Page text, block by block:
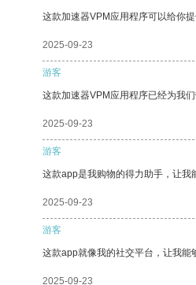
这款加速器VPM应用程序可以给你
2025-09-23
游客
这款加速器VPM应用程序已经为我
2025-09-23
游客
这款app是我购物的得力助手，让我
2025-09-23
游客
这款app就像我的社交平台，让我能
2025-09-23